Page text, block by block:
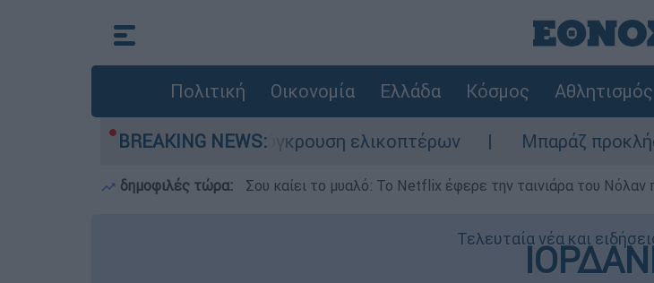
Πολιτική Οικονομία Ελλάδα Κόσμος Αθλητισμός
BREAKING NEWS:
ζωή του στη σύγκρουση ελικοπτέρων Μπαράζ προκλήσεων της
δημοφιλές τώρα: Σου καίει το μυαλό: Το Netflix έφερε την ταινιάρα του Νόλαν
Τελευταία νέα και